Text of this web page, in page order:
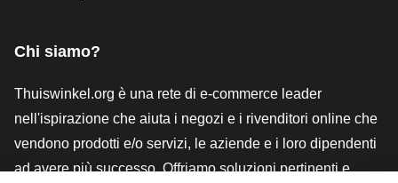
Chi siamo?
Thuiswinkel.org è una rete di e-commerce leader
nell'ispirazione che aiuta i negozi e i rivenditori online che
vendono prodotti e/o servizi, le aziende e i loro dipendenti
ad avere più successo. Offriamo soluzioni pertinenti e